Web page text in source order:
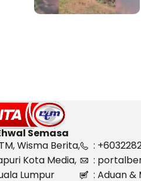
Semasa
Wisma Berita,
Kota Media,
Lumpur
:
:
: Aduan &